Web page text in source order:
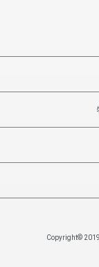
Copyright©